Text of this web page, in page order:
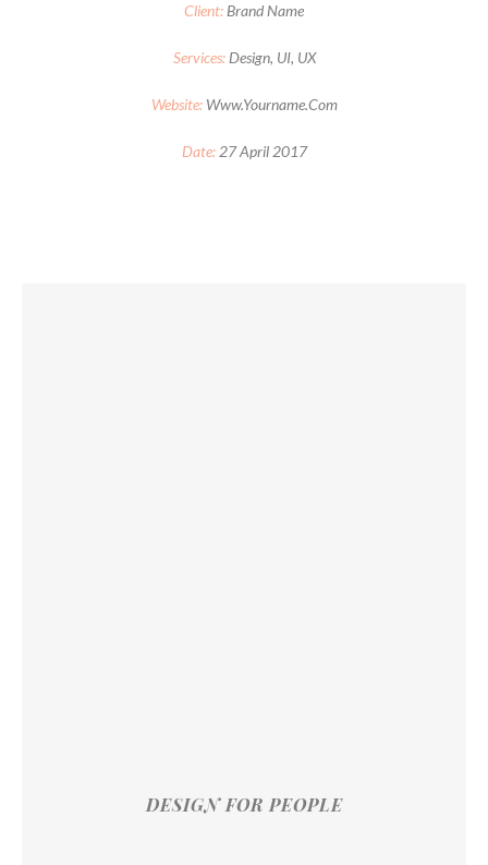
Client: Brand Name
Services: Design, UI, UX
Website: Www.yourname.com
Date: 27 April 2017
DESIGN FOR PEOPLE